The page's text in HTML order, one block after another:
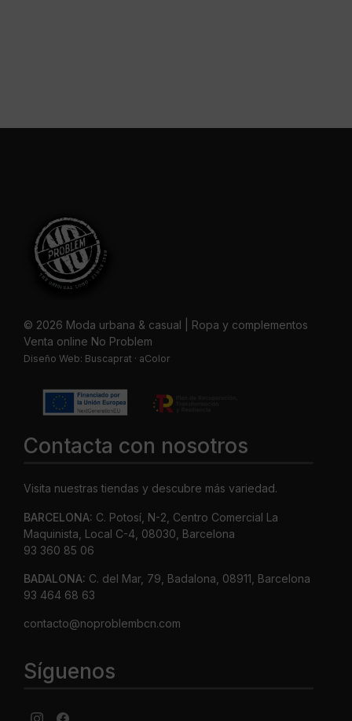
© 2026 Moda urbana & casual | Ropa y complementos
Venta online No Problem
Diseño Web: Buscaprat · aColor
Contacta con nosotros
Visita nuestras tiendas y descubre más variedad.
BARCELONA: C. Potosí, N-2, Centro Comercial La
Maquinista, Local C-4, 08030, Barcelona
93 360 85 06
BADALONA: C. del Mar, 79, Badalona, 08911, Barcelona
93 464 68 63
contacto@noproblembcn.com
Síguenos